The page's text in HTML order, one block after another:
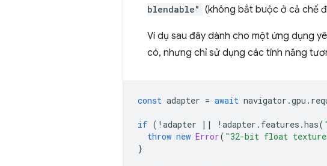
blendable" (không bắt buộc ở cả chế
Ví dụ sau đây dành cho một ứng dụng
có, nhưng chỉ sử dụng các tính năng
const adapter = await navigator .gpu .
if ( ! adapter || ! adapter . features .has(
throw new Error( "32-bit float
}